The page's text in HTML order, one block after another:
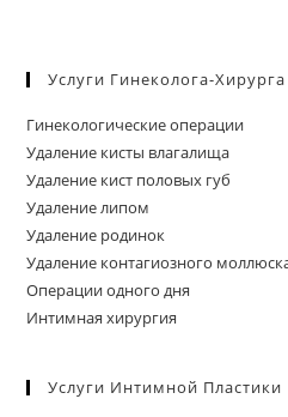
Услуги Гинеколога-Хирурга
Гинекологические операции
Удаление кисты влагалища
Удаление кист половых губ
Удаление липом
Удаление родинок
Удаление контагиозного
Операции одного дня
Интимная хирургия
Услуги Интимной Пластики